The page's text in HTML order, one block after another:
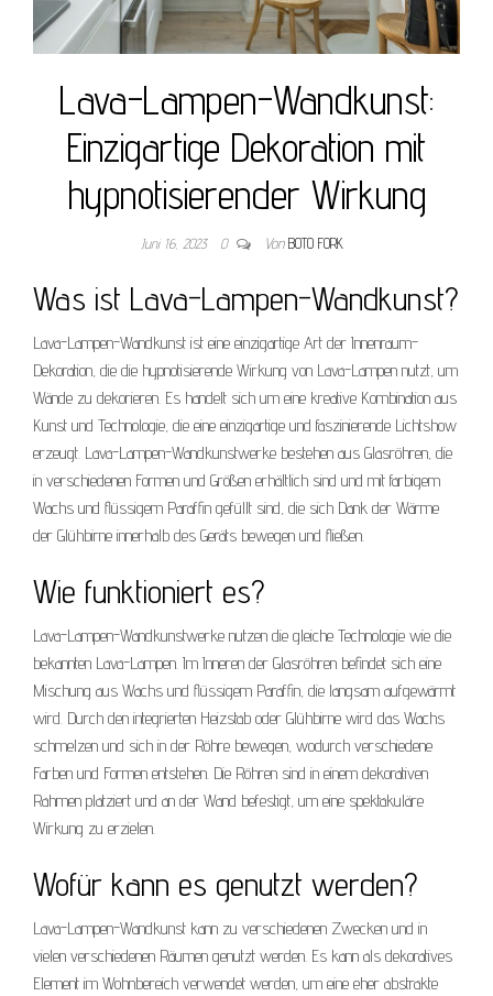
Lava-Lampen-Wandkunst:
Einzigartige Dekoration mit
hypnotisierender Wirkung
Juni 16, 2023 0 Von BOTO FORK
Was ist Lava-Lampen-Wandkunst?
Lava-Lampen-Wandkunst ist eine einzigartige Art der Innenraum-
Dekoration, die die hypnotisierende Wirkung von Lava-Lampen nutzt, um
Wände zu dekorieren. Es handelt sich um eine kreative Kombination aus
Kunst und Technologie, die eine einzigartige und faszinierende Lichtshow
erzeugt. Lava-Lampen-Wandkunstwerke bestehen aus Glasröhren, die
in verschiedenen Formen und Größen erhältlich sind und mit farbigem
Wachs und flüssigem Paraffin gefüllt sind, die sich Dank der Wärme
der Glühbirne innerhalb des Geräts bewegen und fließen.
Wie funktioniert es?
Lava-Lampen-Wandkunstwerke nutzen die gleiche Technologie wie die
bekannten Lava-Lampen. Im Inneren der Glasröhren befindet sich eine
Mischung aus Wachs und flüssigem Paraffin, die langsam aufgewärmt
wird. Durch den integrierten Heizstab oder Glühbirne wird das Wachs
schmelzen und sich in der Röhre bewegen, wodurch verschiedene
Farben und Formen entstehen. Die Röhren sind in einem dekorativen
Rahmen platziert und an der Wand befestigt, um eine spektakuläre
Wirkung zu erzielen.
Wofür kann es genutzt werden?
Lava-Lampen-Wandkunst kann zu verschiedenen Zwecken und in
vielen verschiedenen Räumen genutzt werden. Es kann als dekoratives
Element im Wohnbereich verwendet werden, um eine eher abstrakte